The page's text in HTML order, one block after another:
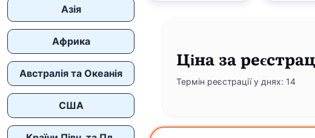
Азія
Африка
Австралія та Океанія
США
Ціна за
Термін реєстрації у днях: 14